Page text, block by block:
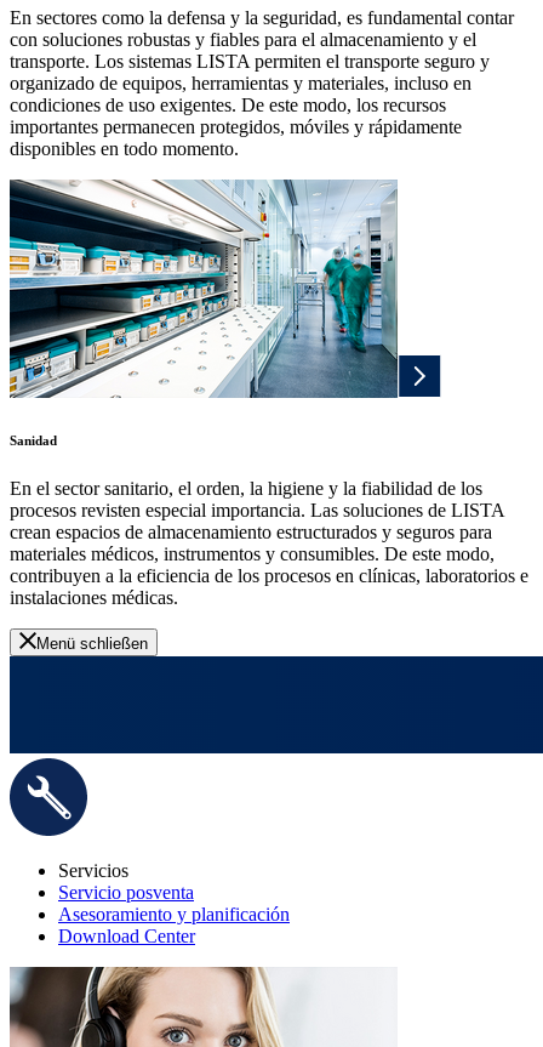
En sectores como la defensa y la seguridad, es fundamental contar
con soluciones robustas y fiables para el almacenamiento y el
transporte. Los sistemas LISTA permiten el transporte seguro y
organizado de equipos, herramientas y materiales, incluso en
condiciones de uso exigentes. De este modo, los recursos
importantes permanecen protegidos, móviles y rápidamente
disponibles en todo momento.
Sanidad
En el sector sanitario, el orden, la higiene y la fiabilidad de los
procesos revisten especial importancia. Las soluciones de LISTA
crean espacios de almacenamiento estructurados y seguros para
materiales médicos, instrumentos y consumibles. De este modo,
contribuyen a la eficiencia de los procesos en clínicas, laboratorios e
instalaciones médicas.
Menü schließen
Servicios
Servicio posventa
Asesoramiento y planificación
Download Center